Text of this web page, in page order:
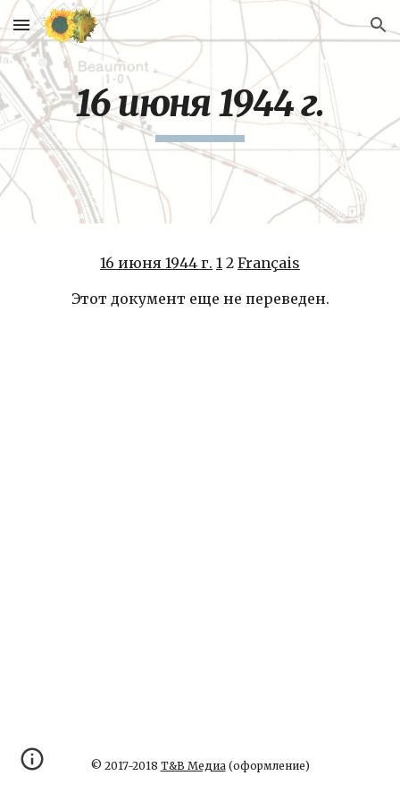
Skip to main content Skip to navigation
16 июня 1944 г.
16 июня 1944 г. 1 2 Français
Этот документ еще не переведен.
© 2017-2018 Т&В Медиа(оформление)